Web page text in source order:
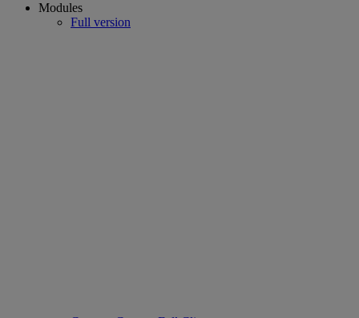
Modules
Full version